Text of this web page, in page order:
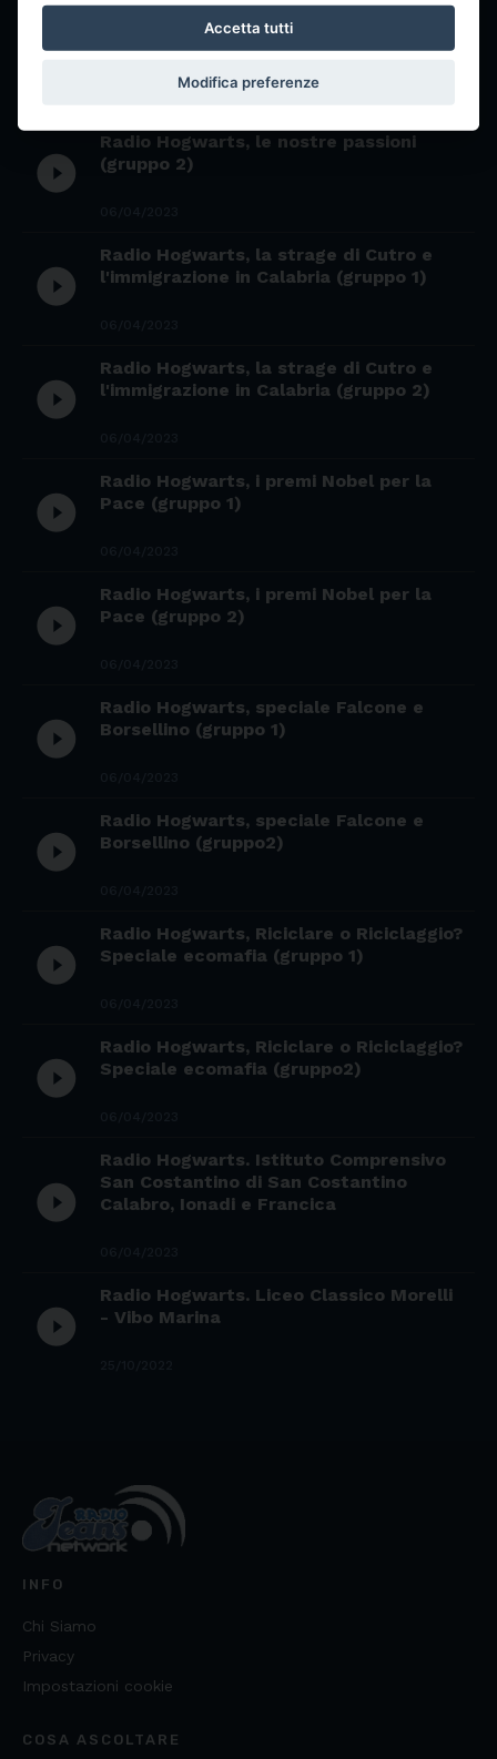
play_circle_filled
Radio Hogwarts - Giovani report della
i podcast realizzati dalle studentesse e gli studenti
play_circle_filled
Radio Hogwarts, le nostre passioni
(gruppo 2)
play_circle_filled
Radio Hogwarts, la strage di Cutro e
l'immigrazione in Calabria (gruppo 1)
play_circle_filled
Radio Hogwarts, la strage di Cutro e
l'immigrazione in Calabria (gruppo 2)
play_circle_filled
Radio Hogwarts, i premi Nobel per la
Pace (gruppo 1)
play_circle_filled
Radio Hogwarts, i premi Nobel per la
Pace (gruppo 2)
play_circle_filled
Radio Hogwarts, speciale Falcone e
Borsellino (gruppo 1)
play_circle_filled
Radio Hogwarts, speciale Falcone e
Borsellino (gruppo2)
play_circle_filled
Radio Hogwarts, Riciclare o Riciclaggio?
Speciale ecomafia (gruppo 1)
play_circle_filled
Radio Hogwarts, Riciclare o Riciclaggio?
Speciale ecomafia (gruppo2)
play_circle_filled
Radio Hogwarts. Istituto Comprensivo
San Costantino di San Costantino
Calabro, Ionadi e Francica
play_circle_filled
Radio Hogwarts. Liceo Classico Morelli
- Vibo Marina
INFO
Chi Siamo
Privacy
Impostazioni cookie
COSA ASCOLTARE
Accetta tutti
Modifica preferenze